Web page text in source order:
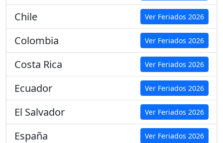
Chile Ver Feriados 2026
Colombia Ver Feriados 2026
Costa Rica Ver Feriados 2026
Ecuador Ver Feriados 2026
El Salvador Ver Feriados 2026
España Ver Feriados 2026